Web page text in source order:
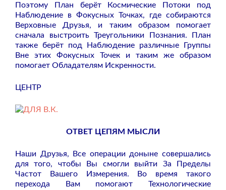
Поэтому План берёт Космические Потоки под
Наблюдение в Фокусных Точках, где собираются
Верховные Друзья, и таким образом помогает
сначала выстроить Треугольники Познания. План
также берёт под Наблюдение различные Группы
Вне этих Фокусных Точек и таким же образом
помогает Обладателям Искренности.
ЦЕНТР
ОТВЕТ ЦЕПЯМ МЫСЛИ
Наши Друзья, Все операции доныне совершались
для того, чтобы Вы смогли выйти За Пределы
Частот Вашего Измерения. Во время такого
перехода Вам помогают Технологические